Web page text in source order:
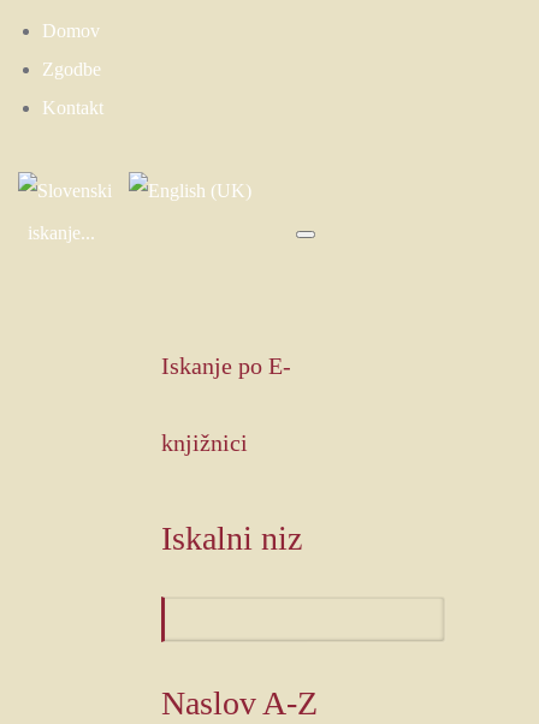
Domov
Zgodbe
Kontakt
Iskanje po E-
knjižnici
Iskalni niz
Naslov A-Z